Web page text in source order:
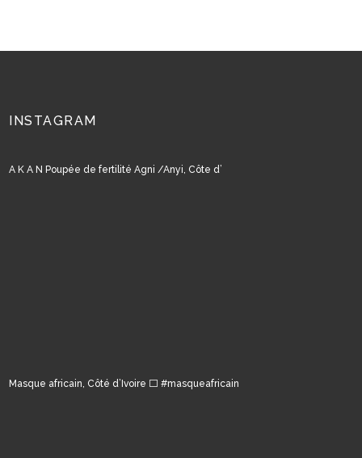
INSTAGRAM
A K A N Poupée de fertilité Agni /Anyi, Côte d’
Masque africain, Côté d’Ivoire ⬜️ #masqueafricain